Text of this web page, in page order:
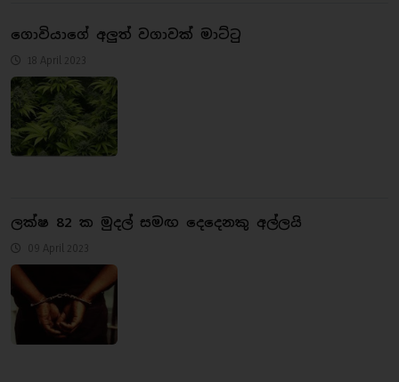
ගොවියාගේ අලුත් වගාවක් මාට්ටු
18 April 2023
ලක්ෂ 82 ක මුදල් සමඟ දෙදෙනකු අල්ලයි
09 April 2023